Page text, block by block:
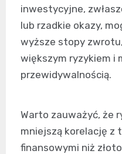
inwestycyjne,
lub rzadkie okazy,
wyższe stopy
większym ryzykiem i
przewidywalnością.
Warto zauważyć, że
mniejszą korelację z
finansowymi niż